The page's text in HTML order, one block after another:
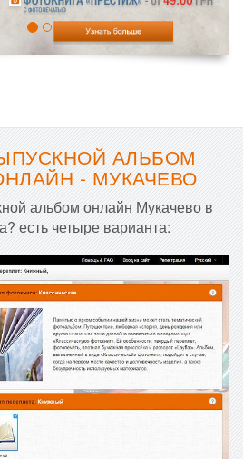
АЛЬБОМ
- МУКАЧЕВО
альбом онлайн Мукачево в
есть четыре варианта: